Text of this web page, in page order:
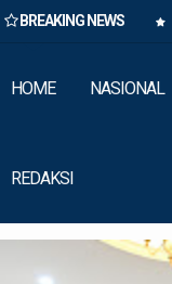
BREAKING NEWS
HOME NASIONAL
REDAKSI